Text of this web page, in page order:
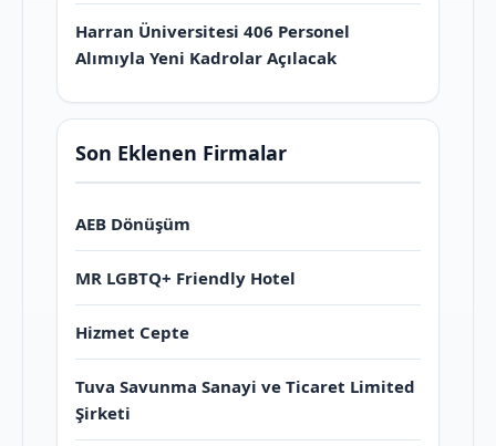
Harran Üniversitesi 406 Personel
Alımıyla Yeni Kadrolar Açılacak
Son Eklenen Firmalar
AEB Dönüşüm
MR LGBTQ+ Friendly Hotel
Hizmet Cepte
Tuva Savunma Sanayi ve Ticaret Limited
Şirketi